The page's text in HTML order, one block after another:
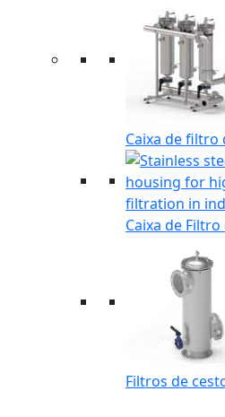
Caixa de filtro
Caixa de
Filtros de